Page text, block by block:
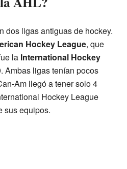
dos ligas antiguas de hockey.
Hockey League, que
la International Hockey
Ambas ligas tenían pocos
Am llegó a tener solo 4
Hockey League
sus equipos.